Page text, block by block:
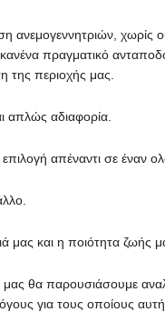
ανεμογεννητριών, χωρίς
πραγματικό
περιοχής μας.
απλώς αδιαφορία.
επιλογή απέναντι σε έναν
μας και η ποιότητα ζωής
θα παρουσιάσουμε
για τους οποίους